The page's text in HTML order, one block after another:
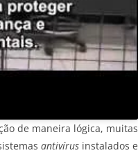
de maneira lógica, muitas
antivírus instalados e